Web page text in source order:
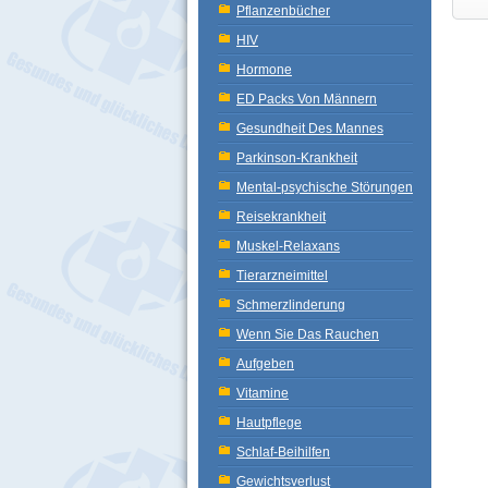
Pflanzenbücher
HIV
Hormone
ED Packs Von Männern
Gesundheit Des Mannes
Parkinson-Krankheit
Mental-psychische Störungen
Reisekrankheit
Muskel-Relaxans
Tierarzneimittel
Schmerzlinderung
Wenn Sie Das Rauchen
Aufgeben
Vitamine
Hautpflege
Schlaf-Beihilfen
Gewichtsverlust